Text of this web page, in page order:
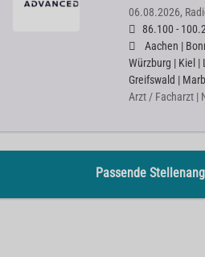
06.08.2026,
86.100 -
Aachen |
Würzburg | Kiel |
Greifswald |
Arzt / Facharzt |
Passende